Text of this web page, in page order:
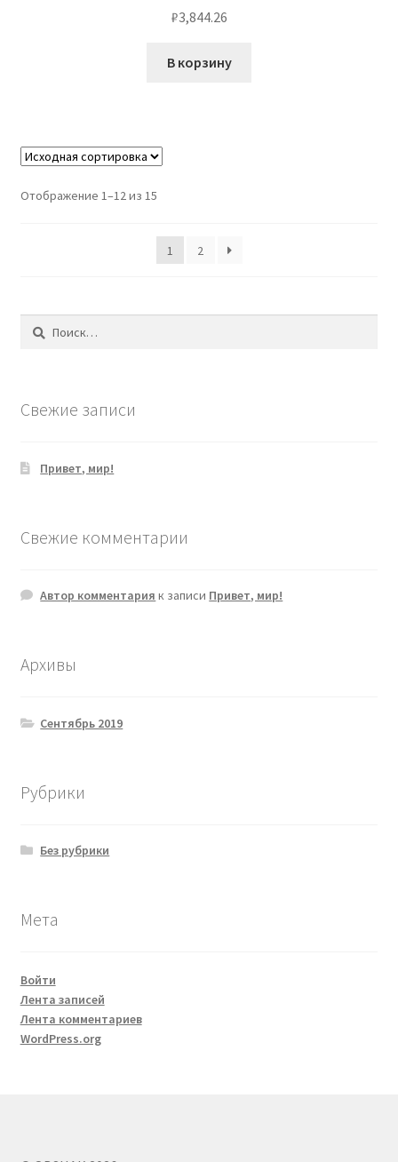
₽3,844.26
В корзину
Отображение 1–12 из 15
1 2
Найти:
Свежие записи
Привет, мир!
Свежие комментарии
Автор комментария к записи Привет, мир!
Архивы
Сентябрь 2019
Рубрики
Без рубрики
Мета
Войти
Лента записей
Лента комментариев
WordPress.org